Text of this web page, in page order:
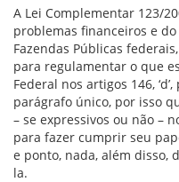
A Lei Complementar 123/
problemas financeiros e
Fazendas Públicas
para regulamentar o que
Federal nos artigos 146,
parágrafo único, por isso
– se expressivos ou não –
para fazer cumprir seu
e ponto, nada, além disso,
la.